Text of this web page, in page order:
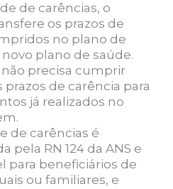
de carências, o
os prazos de
no plano de
plano de saúde.
precisa cumprir
de carência para
já realizados no
de carências é
pela RN 124 da ANS e
para beneficiários de
ou familiares, e